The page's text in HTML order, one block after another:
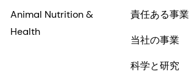
Animal Nutrition &
Health
責任ある事業
当社の事業
科学と研究